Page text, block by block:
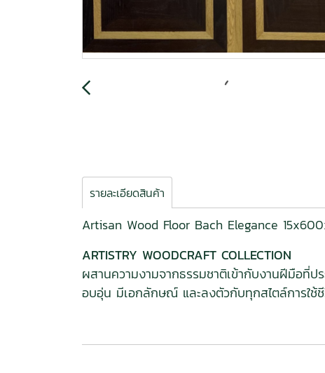
รายละเอียดสินค้า
Artisan Wood Floor Bach Elegance
ARTISTRY WOODCRAFT COLLECTION
ผสานความงามจากธรรมชาติเข้ากับงานฝีมือที่
อบอุ่น มีเอกลักษณ์ และลงตัวกับทุกสไตล์การใช้